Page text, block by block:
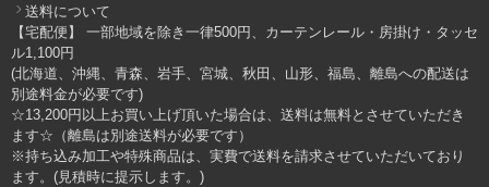
送料について
【宅配便】 一部地域を除き一律500円、カーテンレール・房掛け・タッセ
ル1,100円
(北海道、沖縄、青森、岩手、宮城、秋田、山形、福島、離島への配送は
別途料金が必要です)
☆13,200円以上お買い上げ頂いた場合は、送料は無料とさせていただき
ます☆（離島は別途送料が必要です）
※持ち込み加工や特殊商品は、実費で送料を請求させていただいており
ます。(見積時に提示します。)